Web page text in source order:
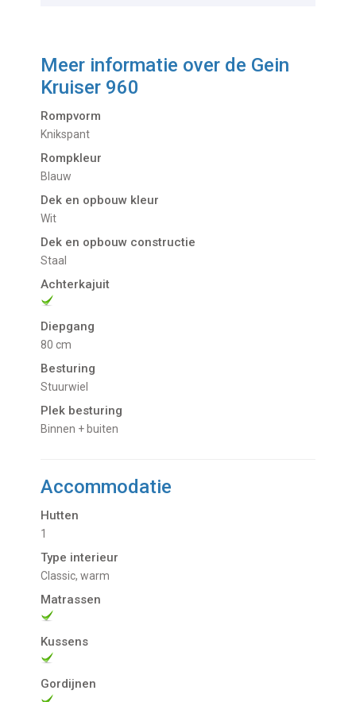
Meer informatie over de Gein
Kruiser 960
Rompvorm
Knikspant
Rompkleur
Blauw
Dek en opbouw kleur
Wit
Dek en opbouw constructie
Staal
Achterkajuit
Diepgang
80 cm
Besturing
Stuurwiel
Plek besturing
Binnen + buiten
Accommodatie
Hutten
1
Type interieur
Classic, warm
Matrassen
Kussens
Gordijnen